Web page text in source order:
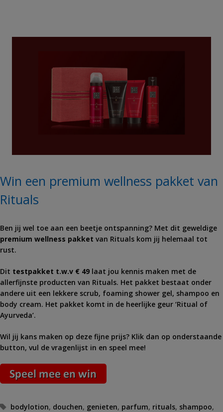
Win een premium wellness pakket van
Rituals
Ben jij wel toe aan een beetje ontspanning? Met dit geweldige
premium wellness pakket van Rituals kom jij helemaal tot
rust.
Dit testpakket t.w.v € 49 laat jou kennis maken met de
allerfijnste producten van Rituals. Het pakket bestaat onder
andere uit een lekkere scrub, foaming shower gel, shampoo en
body cream. Het pakket komt in de heerlijke geur ‘Ritual of
Ayurveda’.
Wil jij kans maken op deze fijne prijs? Klik dan op onderstaande
button, vul de vragenlijst in en speel mee!
Tags
bodylotion, douchen, genieten, parfum, rituals, shampoo,